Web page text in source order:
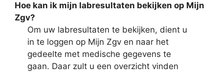
Hoe kan ik mijn labresultaten bekijken op Mijn
Zgv?
Om uw labresultaten te bekijken, dient u
in te loggen op Mijn Zgv en naar het
gedeelte met medische gegevens te
gaan. Daar zult u een overzicht vinden